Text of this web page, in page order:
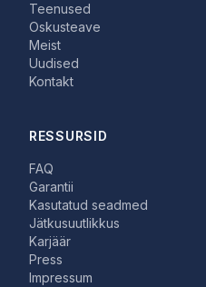
Teenused
Oskusteave
Meist
Uudised
Kontakt
RESSURSID
FAQ
Garantii
Kasutatud seadmed
Jätkusuutlikkus
Karjäär
Press
Impressum